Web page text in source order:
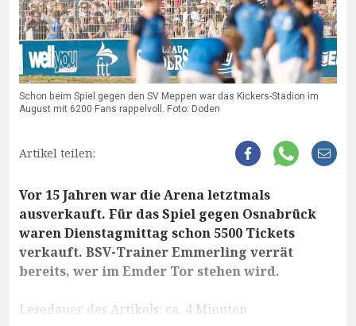
Schon beim Spiel gegen den SV Meppen war das Kickers-Stadion im
August mit 6200 Fans rappelvoll. Foto: Doden
Artikel teilen:
Vor 15 Jahren war die Arena letztmals
ausverkauft. Für das Spiel gegen Osnabrück
waren Dienstagmittag schon 5500 Tickets
verkauft. BSV-Trainer Emmerling verrät
bereits, wer im Emder Tor stehen wird.
Lesedauer des Artikels: ca. 4 Minuten